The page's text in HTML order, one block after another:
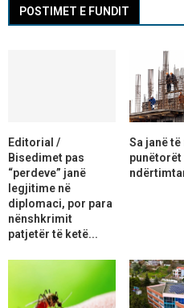
POSTIMET E FUNDIT
Editorial /
Bisedimet pas
“perdeve” janë
legjitime në
diplomaci, por para
nënshkrimit
patjetër të ketë...
Sa janë
punëtorët